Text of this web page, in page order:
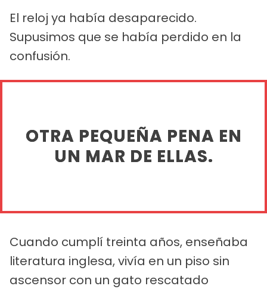
El reloj ya había desaparecido.
Supusimos que se había perdido en la
confusión.
OTRA PEQUEÑA PENA EN
UN MAR DE ELLAS.
Cuando cumplí treinta años, enseñaba
literatura inglesa, vivía en un piso sin
ascensor con un gato rescatado